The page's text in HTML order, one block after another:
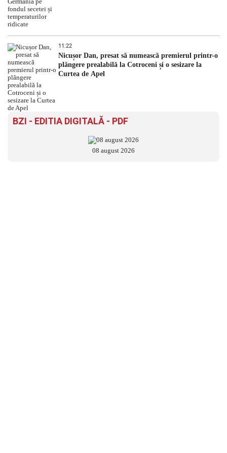
11:22
Nicușor Dan, presat să numească premierul printr-o
plângere prealabilă la Cotroceni și o sesizare la
Curtea de Apel
BZI - EDITIA DIGITALĂ - PDF
08 august 2026